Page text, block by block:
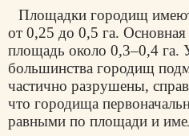
Площадки городищ
от 0,25 до 0,5 га.
площадь около 0,3–0,4 га.
большинства городищ
частично разрушены,
что городища
равными по площади и